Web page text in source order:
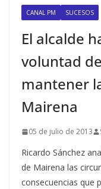
CANAL PM SUCESOS
El alcalde
voluntad
mantener
Mairena
05 de julio de 2013
Ricardo Sánchez
de Mairena las
consecuencias que